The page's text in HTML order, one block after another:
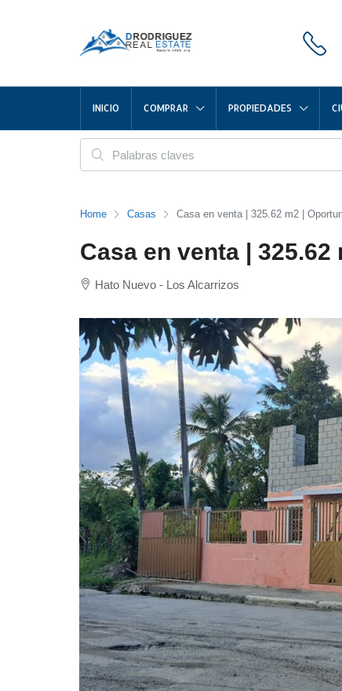
INICIO COMPRAR PROPIEDADES
Home Casas Casa en venta | 325.62 m2 |
Casa en venta |
Hato Nuevo - Los Alcarrizos